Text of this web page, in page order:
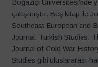
Boğaziçi Üniversitesi’nde
çalışmıştır. Beş kitap ile
Southeast European and
Journal, Turkish Studies,
Journal of Cold War
Studies gibi uluslararası